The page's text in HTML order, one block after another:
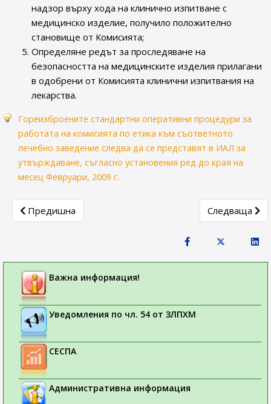
надзор върху хода на клинично изпитване с
медицинско изделие, получило положително
становище от Комисията;
Определяне редът за проследяване на
безопасността на медицинските изделия прилагани
в одобрени от Комисията клинични изпитвания на
лекарства.
Гореизброените стандартни оперативни процедури за
работата на комисията по етика към съответното
лечебно заведение следва да се представят в ИАЛ за
утвърждаване, съгласно установения ред до края на
месец Февруари, 2009 г.
Previous article: Стандартни оперативни процедури за
Предишна Next article:
Следваща
Важна информация!
Уведомления по чл. 54 от ЗЛПХМ
СЕСПА
Административна информация